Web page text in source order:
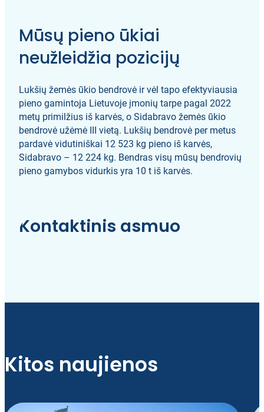
Mūsų pieno ūkiai
neužleidžia pozicijų
Lukšių žemės ūkio bendrovė ir vėl tapo efektyviausia
pieno gamintoja Lietuvoje įmonių tarpe pagal 2022
metų primilžius iš karvės, o Sidabravo žemės ūkio
bendrovė užėmė III vietą. Lukšių bendrovė per metus
pardavė vidutiniškai 12 523 kg pieno iš karvės,
Sidabravo – 12 224 kg. Bendras visų mūsų bendrovių
pieno gamybos vidurkis yra 10 t iš karvės.
Kontaktinis asmuo
Kitos naujienos